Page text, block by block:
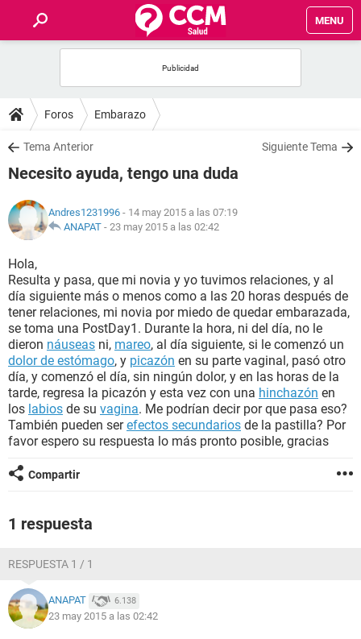
MENU
FOROS
SALUD
NUTRICIÓN
BIENESTAR
SEXUALIDAD
GLOSARIO
Foros Embarazo
Tema Anterior Siguiente Tema
Necesito ayuda, tengo una duda
Andres1231996 - 14 may 2015 a las 07:19
ANAPAT - 23 may 2015 a las 02:42
Hola,
Resulta y pasa, que mi novia y yo tuvimos relaciones, y al
día siguiente más o menos como a las 20 horas después de
tener relaciones, mi novia por miedo de quedar embarazada,
se toma una PostDay1. Durante la hora, ni del día, no le
dieron náuseas ni, mareo, al día siguiente, si le comenzó un
dolor de estómago, y picazón en su parte vaginal, pasó otro
día, y comenzó el día, sin ningún dolor, y en las horas de la
tarde, regresa la picazón y esta vez con una hinchazón en
los labios de su vagina. Me podrían decir por que pasa eso?
También pueden serefectos secundarios de la pastilla? Por
favor espero su respuesta lo más pronto posible, gracias
Compartir
1 respuesta
RESPUESTA 1 / 1
ANAPAT 6.138
23 may 2015 a las 02:42